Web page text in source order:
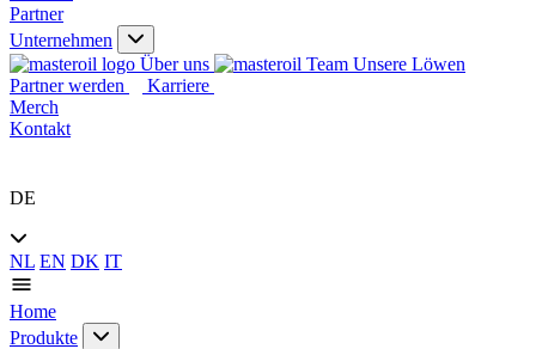
Partner
Unternehmen
Über uns
Unsere Löwen
Partner werden
Karriere
Merch
Kontakt
DE
NL EN DK IT
Home
Produkte